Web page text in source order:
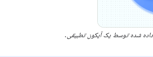
شده توسط یک آیکون تطبیقی.